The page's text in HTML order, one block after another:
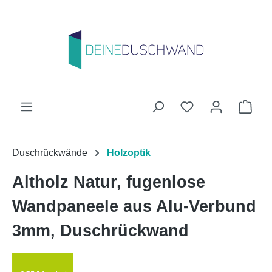
Du hast 0
Duschrückwände Holzoptik
Altholz Natur, fugenlose
Wandpaneele aus Alu-Verbund
3mm, Duschrückwand